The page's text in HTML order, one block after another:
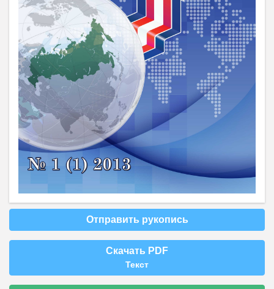
Отправить рукопись
Скачать PDF
Текст